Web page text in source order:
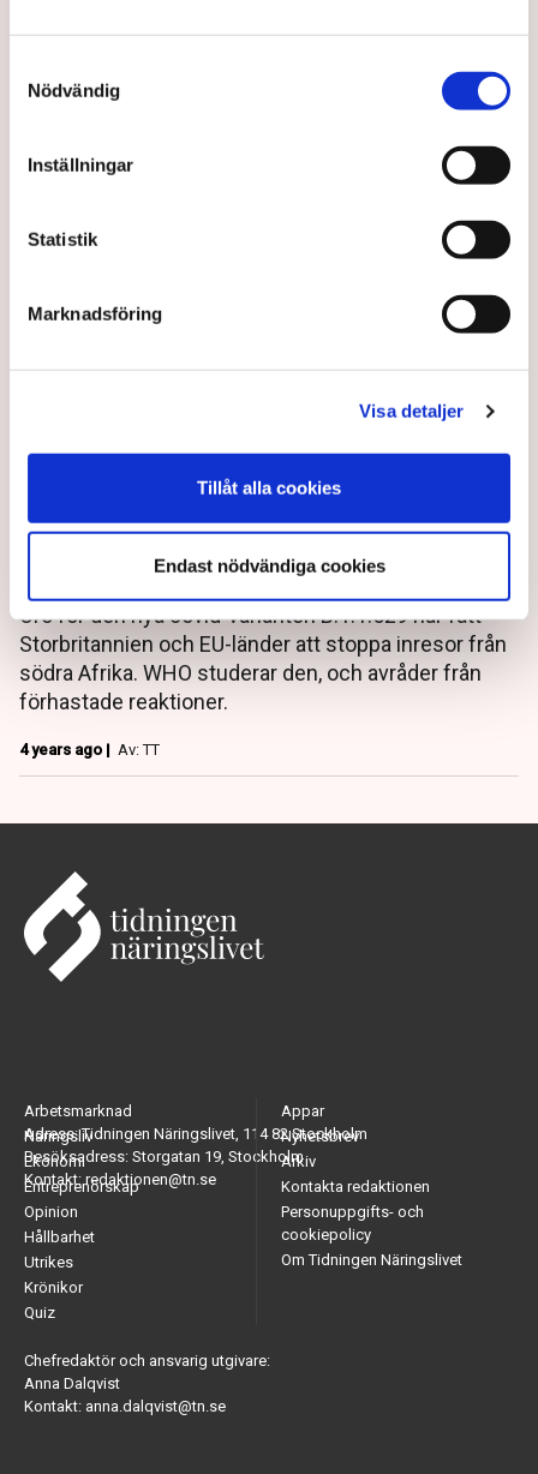
Nödvändig
Inställningar
Statistik
Marknadsföring
Visa detaljer
Tillåt alla cookies
Endast nödvändiga cookies
2020 firades inte ut med några större, glammiga
i ett hårt grepp vid förra årsskiftet – och värre skulle
4 years ago | Av: TT
Bekräftat fall av nya covid-
varianten i Europa
Oro för den nya covid-varianten B.1.1.529 har fått
Storbritannien och EU-länder att stoppa inresor från
södra Afrika. WHO studerar den, och avråder från
förhastade reaktioner.
4 years ago | Av: TT
Adress: Tidningen Näringslivet, 114 82 Stockholm
Besöksadress: Storgatan 19, Stockholm
Kontakt: redaktionen@tn.se
Arbetsmarknad
Näringsliv
Ekonomi
Entreprenörskap
Opinion
Hållbarhet
Utrikes
Krönikor
Quiz
Appar
Nyhetsbrev
Arkiv
Kontakta redaktionen
Personuppgifts- och
cookiepolicy
Om Tidningen Näringslivet
Chefredaktör och ansvarig utgivare:
Anna Dalqvist
Kontakt: anna.dalqvist@tn.se